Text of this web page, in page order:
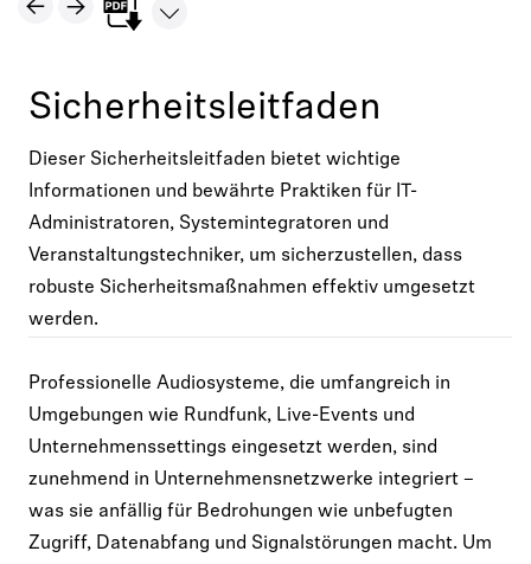
Sicherheitsleitfaden
Dieser Sicherheitsleitfaden bietet wichtige
Informationen und bewährte Praktiken für IT-
Administratoren, Systemintegratoren und
Veranstaltungstechniker, um sicherzustellen, dass
robuste Sicherheitsmaßnahmen effektiv umgesetzt
werden.
Professionelle Audiosysteme, die umfangreich in
Umgebungen wie Rundfunk, Live-Events und
Unternehmenssettings eingesetzt werden, sind
zunehmend in Unternehmensnetzwerke integriert –
was sie anfällig für Bedrohungen wie unbefugten
Zugriff, Datenabfang und Signalstörungen macht. Um